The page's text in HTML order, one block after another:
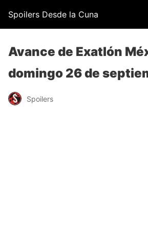
Spoilers Desde la Cuna
Avance de Exatlón
domingo 26 de
Spoilers